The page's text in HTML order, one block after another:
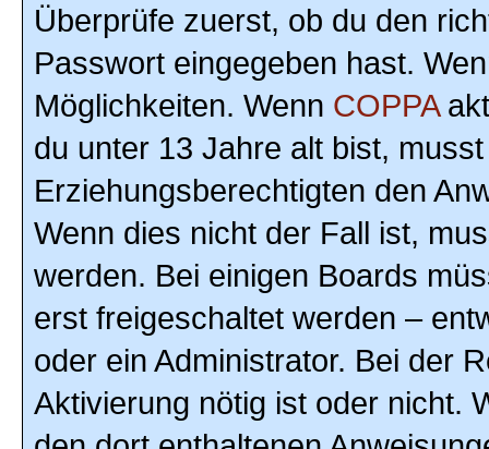
Überprüfe zuerst, ob du den
Passwort eingegeben hast.
Möglichkeiten. Wenn COPPA
du unter 13 Jahre alt bist,
Erziehungsberechtigten den
Wenn dies nicht der Fall ist,
werden. Bei einigen Boards
erst freigeschaltet werden –
oder ein Administrator. Bei der
Aktivierung nötig ist oder nicht.